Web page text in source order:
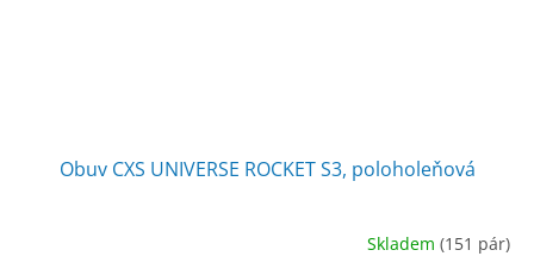
Obuv CXS UNIVERSE ROCKET S3, poloholeňová
Skladem (151 pár)